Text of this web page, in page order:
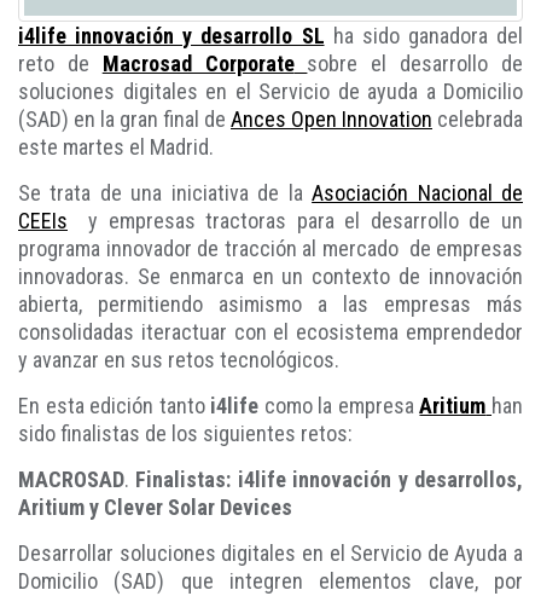
i4life innovación y desarrollo SL ha sido ganadora del
reto de Macrosad Corporate sobre el desarrollo de
soluciones digitales en el Servicio de ayuda a Domicilio
(SAD) en la gran final de Ances Open Innovation celebrada
este martes el Madrid.
Se trata de una iniciativa de laAsociación Nacional de
CEEIs y empresas tractoras para el desarrollo de un
programa innovador de tracción al mercado de empresas
innovadoras. Se enmarca en un contexto de innovación
abierta, permitiendo asimismo a las empresas más
consolidadas iteractuar con el ecosistema emprendedor
y avanzar en sus retos tecnológicos.
En esta edición tantoi4life como la empresaAritium han
sido finalistas de los siguientes retos:
MACROSAD. Finalistas: i4life innovación y desarrollos,
Aritium y Clever Solar Devices
Desarrollar soluciones digitales en el Servicio de Ayuda a
Domicilio (SAD) que integren elementos clave, por